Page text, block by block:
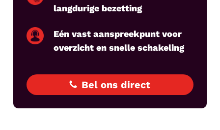
langdurige bezetting
Eén vast aanspreekpunt voor
overzicht en snelle schakeling
Bel ons direct